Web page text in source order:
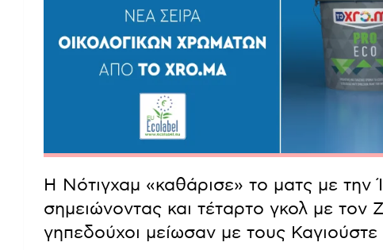
Η Νότιγχαμ «καθάρισε» το ματς με την
σημειώνοντας και τέταρτο γκολ με τον
γηπεδούχοι μείωσαν με τους Καγιούστε